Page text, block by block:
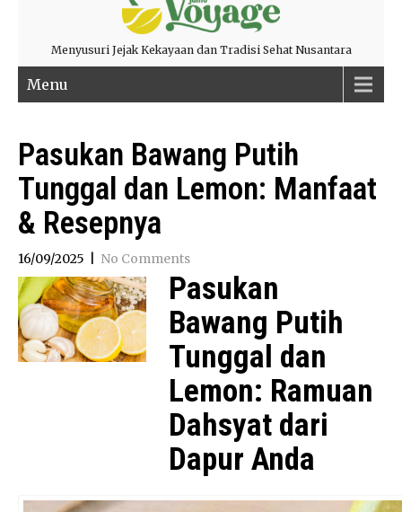
Menyusuri Jejak Kekayaan dan Tradisi Sehat Nusantara
Menu
Pasukan Bawang Putih
Tunggal dan Lemon: Manfaat
& Resepnya
16/09/2025 No Comments
Pasukan
Bawang Putih
Tunggal dan
Lemon: Ramuan
Dahsyat dari
Dapur Anda